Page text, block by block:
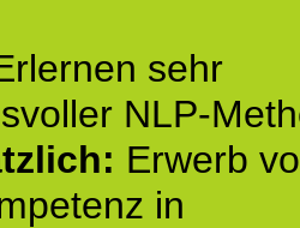
sehr
NLP-
Erwerb
in